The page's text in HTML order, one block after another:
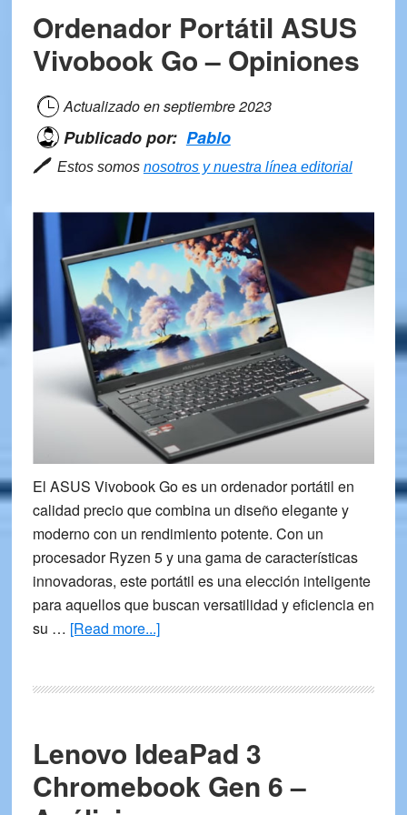
Ordenador Portátil ASUS
Vivobook Go – Opiniones
Actualizado enseptiembre 2023
Publicado por: Pablo
🖊 Estos somos nosotros y nuestra línea editorial
El ASUS Vivobook Go es un ordenador portátil en
calidad precio que combina un diseño elegante y
moderno con un rendimiento potente. Con un
procesador Ryzen 5 y una gama de características
innovadoras, este portátil es una elección inteligente
para aquellos que buscan versatilidad y eficiencia en
su … [Read more...]about
ASUS
Go
–
Opiniones
Lenovo IdeaPad 3
Chromebook Gen 6 –